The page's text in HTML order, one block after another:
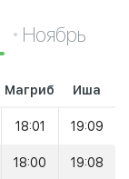
Ноябрь
Магриб Иша
18:01 19:09
18:00 19:08